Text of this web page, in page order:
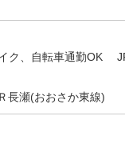
ク、自転車通勤OK
長瀬(おおさか東線)